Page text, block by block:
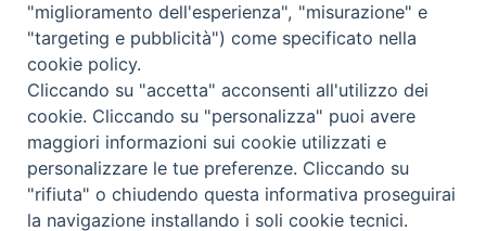
Migrantes Online
Fondazione Migrantes
© 2026 WebSeed
"miglioramento dell'esperienza", "misurazione" e
"targeting e pubblicità") come specificato nella
cookie policy.
Cliccando su "accetta" acconsenti all'utilizzo dei
cookie. Cliccando su "personalizza" puoi avere
maggiori informazioni sui cookie utilizzati e
personalizzare le tue preferenze. Cliccando su
"rifiuta" o chiudendo questa informativa proseguirai
la navigazione installando i soli cookie tecnici.